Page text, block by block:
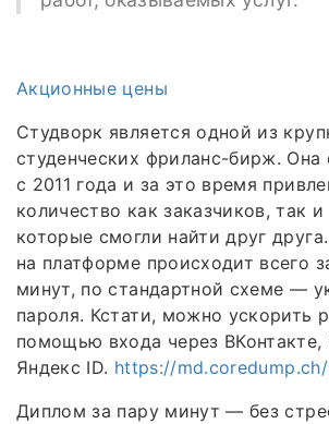
Акционные цены
Студворк является одной из
студенческих фриланс-бирж. Она
с 2011 года и за это время
количество как заказчиков, так
которые смогли найти друг
на платформе происходит всего
минут, по стандартной схеме —
пароля. Кстати, можно ускорить
помощью входа через ВКонтакте,
Яндекс ID. https://
Диплом за пару минут — без